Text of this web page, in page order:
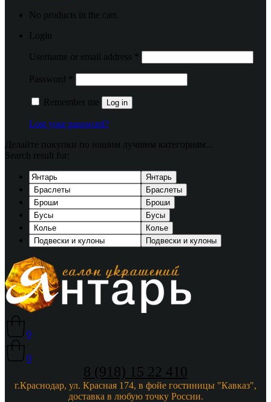
No products in the cart.
Login
Username or email address
Password
Remember me Log in
Lost your password?
Делайте покупки по нашим лучшим категориям...
Search result for:
Янтарь
Браслеты
Броши
Бусы
Колье
Подвески и кулоны
0
0
8 (918) 15 22 410
г.Краснодар, ул. Красная 174, в фойе гостиницы "Кавказ",
доставка в любую точку России.